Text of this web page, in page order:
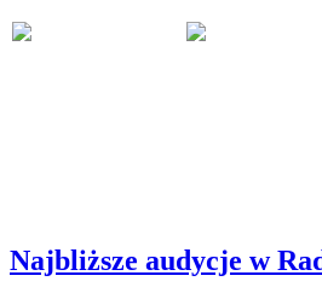
Najbliższe audycje w